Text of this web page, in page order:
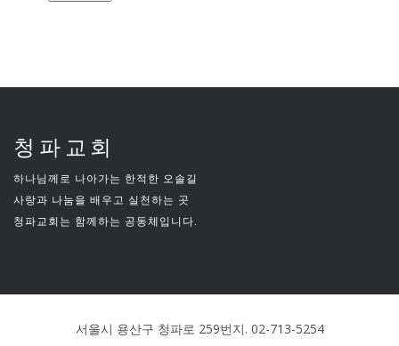
청파교회
하나님께로 나아가는 한적한 오솔길
사랑과 나눔을 배우고 실천하는 곳
청파교회는 함께하는 공동체입니다.
서울시 용산구 청파로 259번지. 02-713-5254